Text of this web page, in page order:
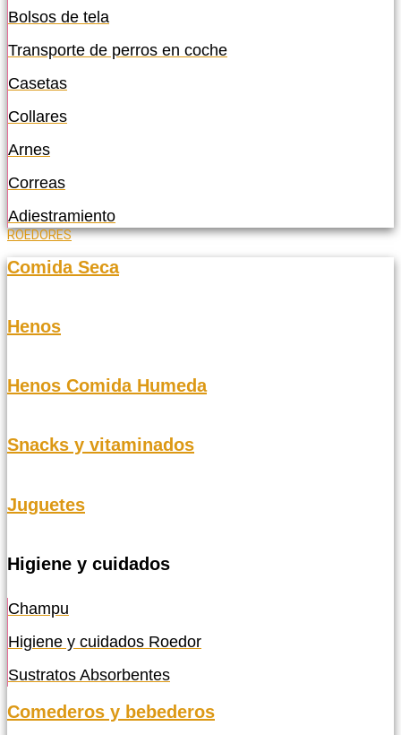
Bolsos de tela
Transporte de perros en coche
Casetas
Collares
Arnes
Correas
Adiestramiento
ROEDORES
Comida Seca
Henos
Henos Comida Humeda
Snacks y vitaminados
Juguetes
Higiene y cuidados
Champu
Higiene y cuidados Roedor
Sustratos Absorbentes
Comederos y bebederos